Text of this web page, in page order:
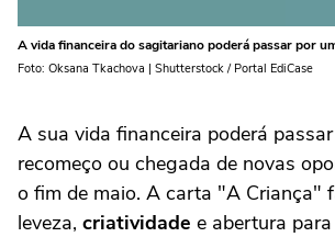
A vida financeira do sagitariano poderá passar por
Foto: Oksana Tkachova | Shutterstock / Portal EdiCase
A sua vida financeira poderá
recomeço ou chegada de novas
o fim de maio. A carta "A Criança"
leveza, criatividade e abertura